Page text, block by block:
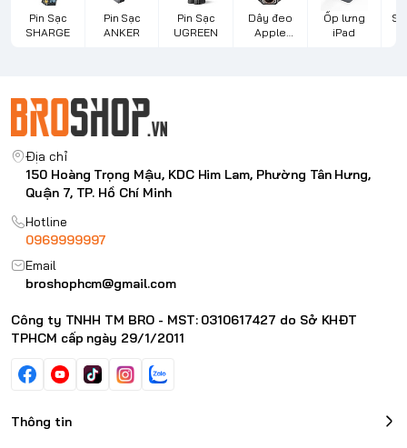
Pin Sạc
SHARGE
Pin Sạc
ANKER
Pin Sạc
UGREEN
Dây đeo
Apple
Ốp lưng
iPad
Địa chỉ
150 Hoàng Trọng Mậu, KDC Him Lam, Phường Tân Hưng,
Quận 7, TP. Hồ Chí Minh
Hotline
0969999997
Email
broshophcm@gmail.com
Công ty TNHH TM BRO - MST: 0310617427 do Sở KHĐT
TPHCM cấp ngày 29/1/2011
Thông tin